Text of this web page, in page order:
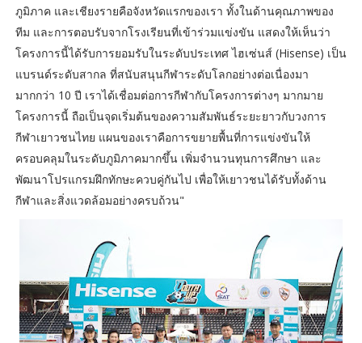
ภูมิภาค และเชียงรายคือจังหวัดแรกของเรา ทั้งในด้านคุณภาพของ
ทีม และการตอบรับจากโรงเรียนที่เข้าร่วมแข่งขัน แสดงให้เห็นว่า
โครงการนี้ได้รับการยอมรับในระดับประเทศ ไฮเซ่นส์ (Hisense) เป็น
แบรนด์ระดับสากล ที่สนับสนุนกีฬาระดับโลกอย่างต่อเนื่องมา
มากกว่า 10 ปี เราได้เชื่อมต่อการกีฬากับโครงการต่างๆ มากมาย
โครงการนี้ ถือเป็นจุดเริ่มต้นของความสัมพันธ์ระยะยาวกับวงการ
กีฬาเยาวชนไทย แผนของเราคือการขยายพื้นที่การแข่งขันให้
ครอบคลุมในระดับภูมิภาคมากขึ้น เพิ่มจำนวนทุนการศึกษา และ
พัฒนาโปรแกรมฝึกทักษะควบคู่กันไป เพื่อให้เยาวชนได้รับทั้งด้าน
กีฬาและสิ่งแวดล้อมอย่างครบถ้วน"